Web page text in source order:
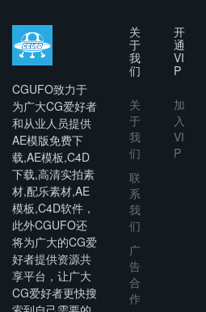
CGUFO致力于
为广大CG爱好者
和从业人员提供
AE模版免费下
载,AE模板,C4D
下载,高清实拍素
材,配乐素材,AE
模板,C4D软件，
此外CGUFO还
将为广大的CG爱
好者提供资源共
享平台，让广大
CG爱好者更快搜
关
于
我
们
关
于
我
们
联
系
我
们
广
告
合
作
开
通
VI
P
加
入
VI
P